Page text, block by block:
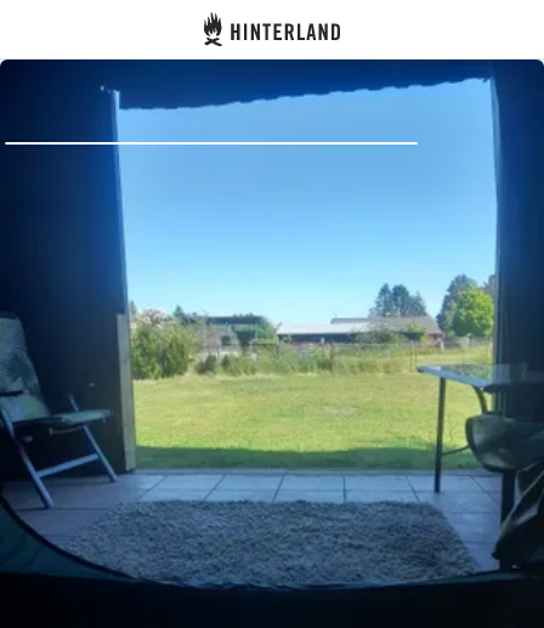
Hinterland
Accedi
Registro
Diventare Host
Piazzole
Alloggi
Pianificazione viaggio
Chiedi a Howdy